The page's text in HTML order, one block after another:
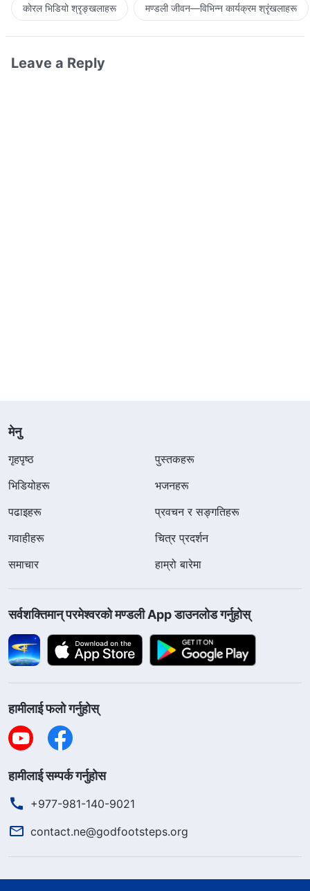
कोरल भिडियो श्रृङ्खलाहरू मण्डली जीवन—विभिन्‍न कार्यक्रम श्रृंखलाहरू
Leave a Reply
मेनु
गृहपृष्ठ
पुस्तकहरू
भिडियोहरू
भजनहरू
पढाइहरू
प्रवचन र सङ्गतिहरू
गवाहीहरू
चित्र प्रदर्शन
समाचार
हाम्रो बारेमा
सर्वशक्तिमान्‌ परमेश्‍वरको मण्डली App डाउनलोड गर्नुहोस्
हामीलाई फलो गर्नुहोस्
हामीलाई सम्पर्क गर्नुहोस
+977-981-140-9021
contact.ne@godfootsteps.org